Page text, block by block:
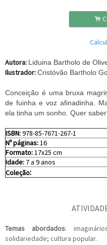
.
Autora: Liduina Bartholo de
Ilustrador:Cristóvão Bartholo
Conceição é uma bruxa
de fuinha e voz afinadinha.
ela tinha um sonho. Quer
ISBN:978-85-7671-267-1
Nº páginas:16
Formato:17x25 cm
Idade: 7 a 9 anos
Coleção:
Temas abordados:
solidariedade; cultura popular.